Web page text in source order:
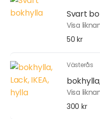
Svart
Visa
50 kr
Västerås
Visa
300 kr